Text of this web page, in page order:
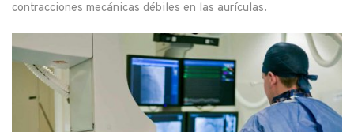
contracciones mecánicas débiles en las aurículas.